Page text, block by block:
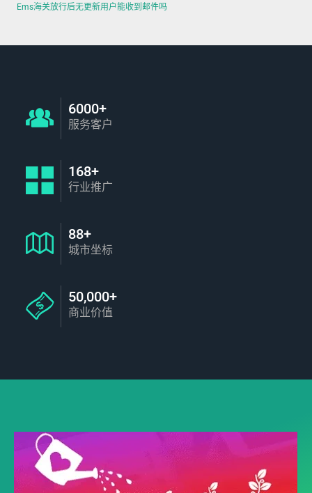
Ems海关放行后无更新用户能收到邮件吗
6000+
服务客户
168+
行业推广
88+
城市坐标
50,000+
商业价值